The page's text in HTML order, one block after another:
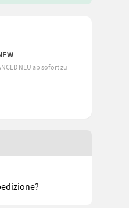
NEU ab sofort zu